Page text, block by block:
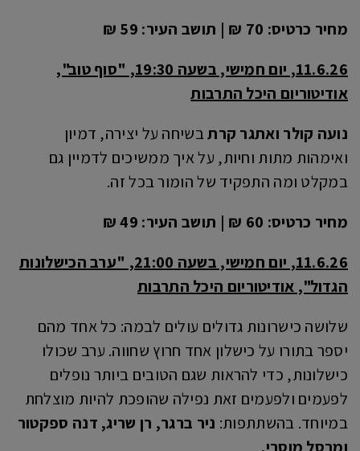
מחיר כרטיס: 70 ₪ | תושב העיר: 59 ₪
11.6.26, יום חמישי, בשעה 19:30, "סוף טוב",
אודיטוריום היכל התרבות
נועה קולר ואתגר קרתבשיחה על יצירה, דמיון
ואימהות מתות וחיות, על איך ממשיכים לדמיין גם
במקלט ומה התפקיד של הומור בכל זה.
מחיר כרטיס: 60 ₪ | תושב העיר: 49 ₪
11.6.26, יום חמישי, בשעה 21:00, "ערב הכישלונות
הגדול", אודיטוריום היכל התרבות
שלושה כישרונות גדולים עולים לבמה: כל אחד מהם
יספר בתורו על כישלון אחד חרוץ שחווה. ערב שכולו
כישלונות, כדי להראות שגם הטובים ביותר נופלים
לפעמים ולפעמים זאת נפילה שהופכת להיות מוצלחת
במיוחד. בהשתתפות: ניר ברגר, רן שריג, דנה ספקטור